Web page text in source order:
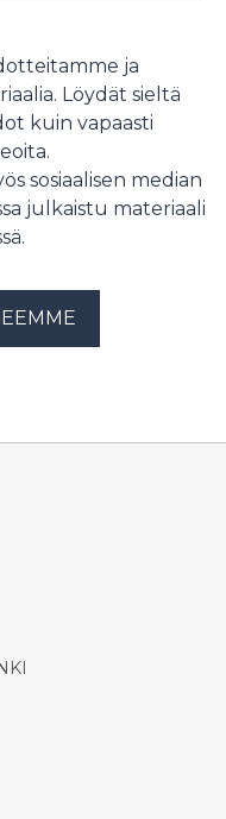
tieltä päätyen
kaatui
on toistaiseksi
ei aiheutunut
ja
Löydät sieltä
kuin vapaasti
sosiaalisen median
julkaistu materiaali